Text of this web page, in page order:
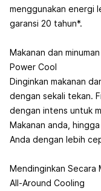
menggunakan energi
garansi 20 tahun*.
Makanan dan
Power Cool
Dinginkan makanan
dengan sekali tekan.
dengan intens untuk
Makanan anda,
Anda dengan lebih
Mendinginkan Secara
All-Around Cooling